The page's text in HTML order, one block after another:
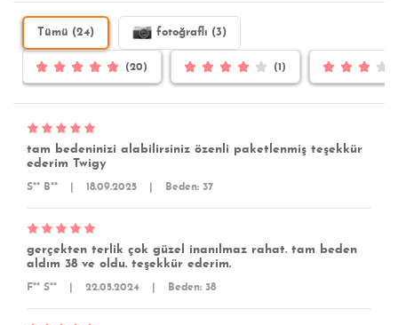
Tümü (24) fotoğraflı (3)
(20) (1)
tam bedeninizi alabilirsiniz özenli paketlenmiş teşekkür
ederim Twigy
S** B** 18.09.2025 Beden: 37
gerçekten terlik çok güzel inanılmaz rahat. tam beden
aldım 38 ve oldu. teşekkür ederim.
F** S** 22.05.2024 Beden: 38